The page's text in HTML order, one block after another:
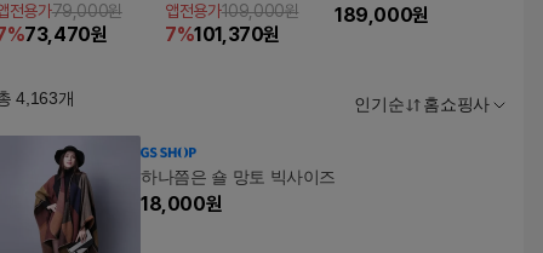
킨슈 누벅
전용가79,000원
%73,470원
앱전용가109,000원
7%101,370원
189,000원
4,163개 인기순 홈쇼핑사
하나쯤은 숄 망토 빅사이즈
18,000원